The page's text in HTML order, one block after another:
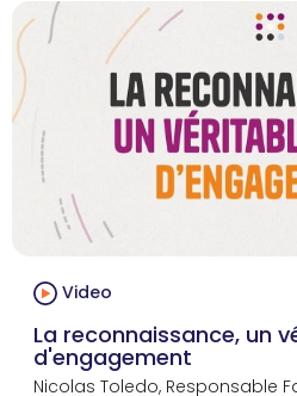
Video
La reconnaissance, un
d'engagement
Nicolas Toledo, Responsable